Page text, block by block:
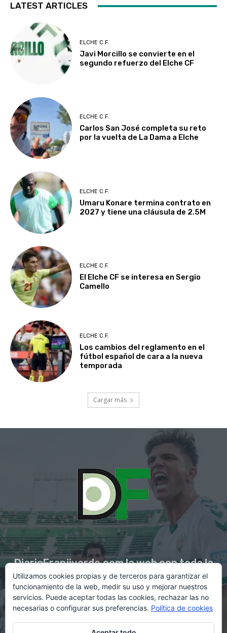
LATEST ARTICLES
ELCHE C.F.
Javi Morcillo se convierte en el
segundo refuerzo del Elche CF
ELCHE C.F.
Carlos San José completa su reto
por la vuelta de La Dama a Elche
ELCHE C.F.
Umaru Konare termina contrato en
2027 y tiene una cláusula de 2.5M
ELCHE C.F.
El Elche CF se interesa en Sergio
Camello
ELCHE C.F.
Los cambios del reglamento en el
fútbol español de cara a la nueva
temporada
Cargar más
DiarioFranjiverde.com la web con toda la
información del Elche C.F.
Contacto en:diario@franjiverde.com
Utilizamos cookies propias y de terceros para garantizar el
funcionamiento de la web, medir su uso y mejorar nuestros
servicios. Puede aceptar todas las cookies, rechazar las no
necesarias o configurar sus preferencias. Política de cookies